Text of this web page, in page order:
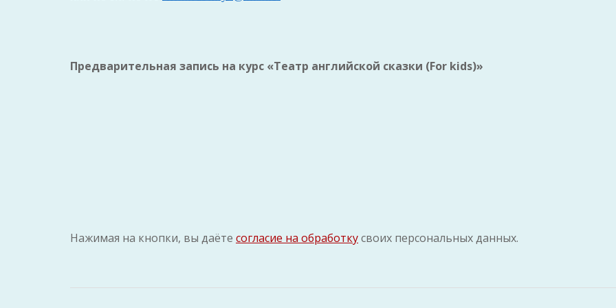
Предварительная запись на курс «Театр английской сказки (For kids)»
Нажимая на кнопки, вы даёте согласие на обработкусвоих персональных данных.